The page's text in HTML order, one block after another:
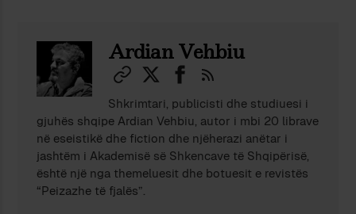
Ardian Vehbiu
Shkrimtari, publicisti dhe studiuesi i
gjuhës shqipe Ardian Vehbiu, autor i mbi 20 librave
në eseistikë dhe fiction dhe njëherazi anëtar i
jashtëm i Akademisë së Shkencave të Shqipërisë,
është një nga themeluesit dhe botuesit e revistës
“Peizazhe të fjalës”.